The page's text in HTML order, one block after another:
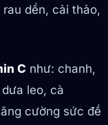
dền, cải thảo,
C như: chanh,
leo, cà
cường sức đề